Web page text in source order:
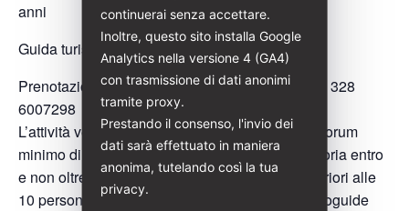
anni
Guida turistica abilitata: Lea Salvadori
Prenotazioni:leasalvadori@italialiberty.it| (+39) 328
6007298
L’attività verrà svolta al raggiungimento di un quorum
minimo di 8 partecipanti. Prenotazione obbligatoria entro
e non oltre 6 luglio 2026. In caso di gruppi superiori alle
10 persone sarà obbligatorio l’utilizzo delle radioguide
continuerai senza accettare.
Inoltre, questo sito installa Google
Analytics nella versione 4 (GA4)
con trasmissione di dati anonimi
tramite proxy.
Prestando il consenso, l'invio dei
dati sarà effettuato in maniera
anonima, tutelando così la tua
privacy.